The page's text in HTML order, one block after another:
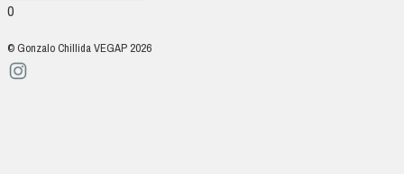
0
© Gonzalo Chillida VEGAP 2026